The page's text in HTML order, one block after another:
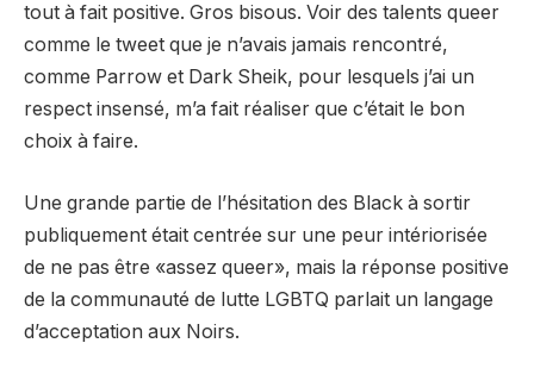
tout à fait positive. Gros bisous. Voir des talents queer
comme le tweet que je n’avais jamais rencontré,
comme Parrow et Dark Sheik, pour lesquels j’ai un
respect insensé, m’a fait réaliser que c’était le bon
choix à faire.
Une grande partie de l’hésitation des Black à sortir
publiquement était centrée sur une peur intériorisée
de ne pas être «assez queer», mais la réponse positive
de la communauté de lutte LGBTQ parlait un langage
d’acceptation aux Noirs.